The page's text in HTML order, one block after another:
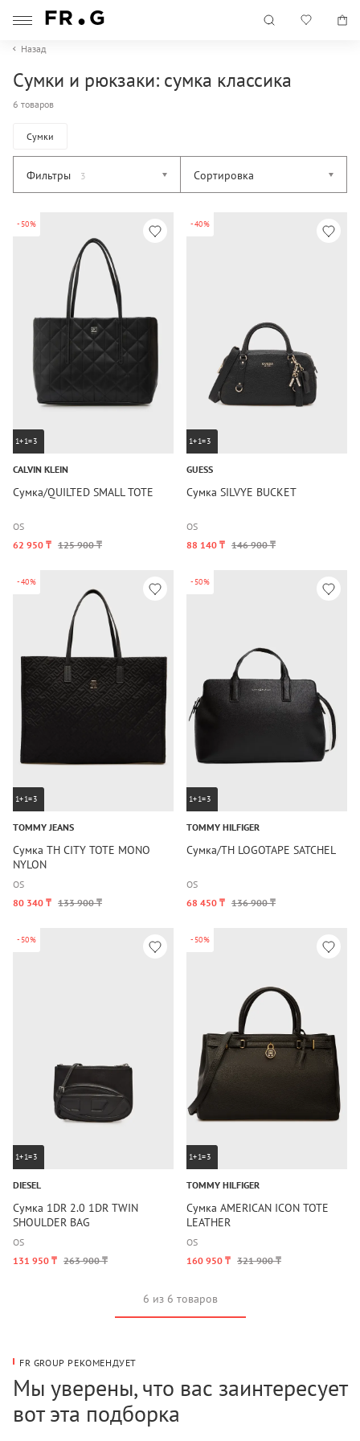
Назад
Сумки и рюкзаки: сумка классика
6 товаров
Сумки
Фильтры 3 Сортировка
-50%
1+1=3
CALVIN KLEIN
Сумка/QUILTED SMALL TOTE
OS
62 950 ₸ 125 900 ₸
-40%
1+1=3
GUESS
Сумка SILVYE BUCKET
OS
88 140 ₸ 146 900 ₸
-40%
1+1=3
TOMMY JEANS
Сумка TH CITY TOTE MONO
NYLON
OS
80 340 ₸ 133 900 ₸
-50%
1+1=3
TOMMY HILFIGER
Сумка/TH LOGOTAPE SATCHEL
OS
68 450 ₸ 136 900 ₸
-50%
1+1=3
DIESEL
Сумка 1DR 2.0 1DR TWIN
SHOULDER BAG
OS
131 950 ₸ 263 900 ₸
-50%
1+1=3
TOMMY HILFIGER
Сумка AMERICAN ICON TOTE
LEATHER
OS
160 950 ₸ 321 900 ₸
6 из 6 товаров
FR GROUP РЕКОМЕНДУЕТ
Мы уверены, что вас заинтересует
вот эта подборка